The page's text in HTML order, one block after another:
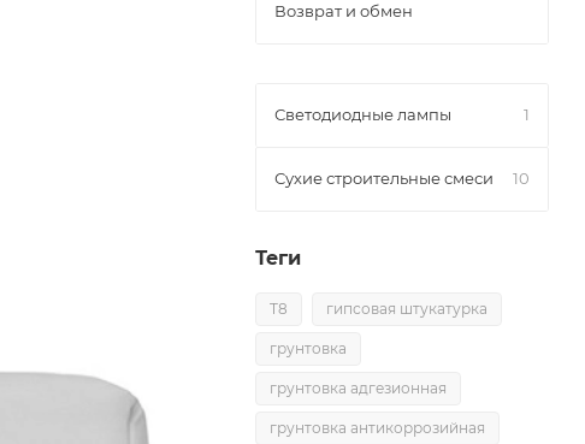
Возврат и обмен
Светодиодные лампы 1
Сухие строительные смеси 10
Теги
T8 гипсовая штукатурка
грунтовка
грунтовка адгезионная
грунтовка антикоррозийная